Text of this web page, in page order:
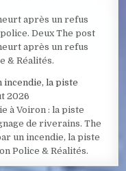
après un refus
Deux The post
après un refus
& Réalités.
incendie, la piste
2026
à Voiron : la piste
de riverains. The
un incendie, la piste
Police & Réalités.